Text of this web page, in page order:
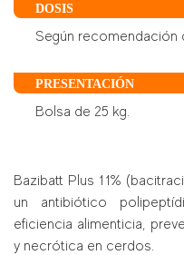
DOSIS
Según recomendación
PRESENTACIÓN
Bolsa de 25 kg.
Bazibatt Plus 11%
un antibiótico
eficiencia alimenticia,
y necrótica en cerdos.